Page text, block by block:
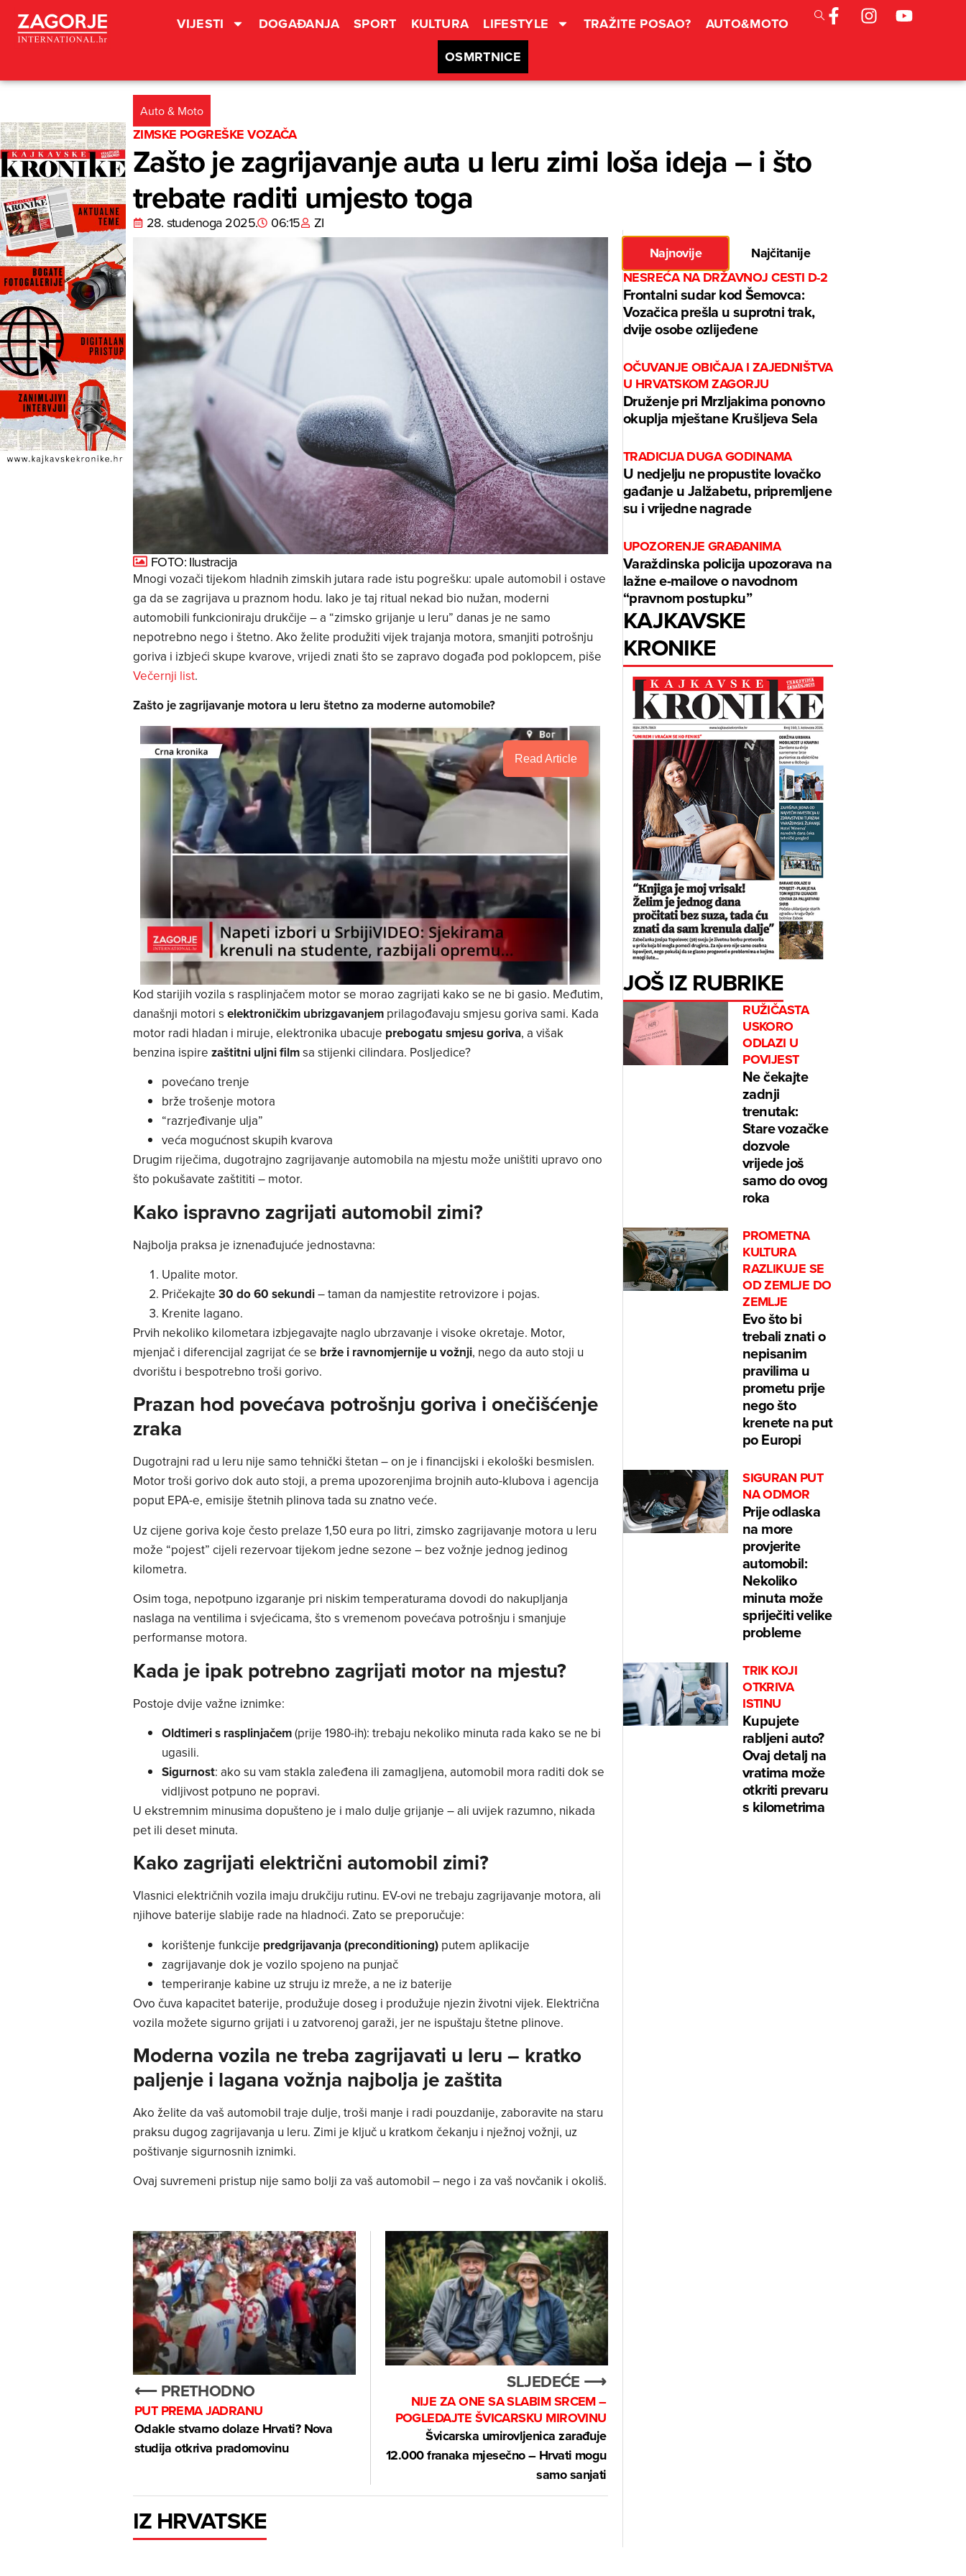
VIJESTI DOGAĐANJA SPORT KULTURA LIFESTYLE TRAŽITE POSAO?
AUTO&MOTO
OSMRTNICE
Auto & Moto
ZIMSKE POGREŠKE VOZAČA
Zašto je zagrijavanje auta u leru zimi loša ideja – i što
trebate raditi umjesto toga
28. studenoga 2025. 06:15 ZI
FOTO: Ilustracija
Mnogi vozači tijekom hladnih zimskih jutara rade istu pogrešku: upale automobil i ostave
ga da se zagrijava u praznom hodu. Iako je taj ritual nekad bio nužan, moderni
automobili funkcioniraju drukčije – a “zimsko grijanje u leru” danas je ne samo
nepotrebno nego i štetno. Ako želite produžiti vijek trajanja motora, smanjiti potrošnju
goriva i izbjeći skupe kvarove, vrijedi znati što se zapravo događa pod poklopcem, piše
Večernji list.
Zašto je zagrijavanje motora u leru štetno za moderne automobile?
Read Article
Kod starijih vozila s rasplinjačem motor se morao zagrijati kako se ne bi gasio. Međutim,
današnji motori s elektroničkim ubrizgavanjemprilagođavaju smjesu goriva sami. Kada
motor radi hladan i miruje, elektronika ubacuje prebogatu smjesu goriva, a višak
benzina ispire zaštitni uljni filmsa stijenki cilindara. Posljedice?
povećano trenje
brže trošenje motora
“razrjeđivanje ulja”
veća mogućnost skupih kvarova
Drugim riječima, dugotrajno zagrijavanje automobila na mjestu može uništiti upravo ono
što pokušavate zaštititi – motor.
Kako ispravno zagrijati automobil zimi?
Najbolja praksa je iznenađujuće jednostavna:
Upalite motor.
Pričekajte 30 do 60 sekundi– taman da namjestite retrovizore i pojas.
Krenite lagano.
Prvih nekoliko kilometara izbjegavajte naglo ubrzavanje i visoke okretaje. Motor,
mjenjač i diferencijal zagrijat će se brže i ravnomjernije u vožnji, nego da auto stoji u
dvorištu i bespotrebno troši gorivo.
Prazan hod povećava potrošnju goriva i onečišćenje
zraka
Dugotrajni rad u leru nije samo tehnički štetan – on je i financijski i ekološki besmislen.
Motor troši gorivo dok auto stoji, a prema upozorenjima brojnih auto-klubova i agencija
poput EPA-e, emisije štetnih plinova tada su znatno veće.
Uz cijene goriva koje često prelaze 1,50 eura po litri, zimsko zagrijavanje motora u leru
može “pojest” cijeli rezervoar tijekom jedne sezone – bez vožnje jednog jedinog
kilometra.
Osim toga, nepotpuno izgaranje pri niskim temperaturama dovodi do nakupljanja
naslaga na ventilima i svjećicama, što s vremenom povećava potrošnju i smanjuje
performanse motora.
Kada je ipak potrebno zagrijati motor na mjestu?
Postoje dvije važne iznimke:
Oldtimeri s rasplinjačem(prije 1980-ih): trebaju nekoliko minuta rada kako se ne bi
ugasili.
Sigurnost: ako su vam stakla zaleđena ili zamagljena, automobil mora raditi dok se
vidljivost potpuno ne popravi.
U ekstremnim minusima dopušteno je i malo dulje grijanje – ali uvijek razumno, nikada
pet ili deset minuta.
Kako zagrijati električni automobil zimi?
Vlasnici električnih vozila imaju drukčiju rutinu. EV-ovi ne trebaju zagrijavanje motora, ali
njihove baterije slabije rade na hladnoći. Zato se preporučuje:
korištenje funkcije predgrijavanja (preconditioning)putem aplikacije
zagrijavanje dok je vozilo spojeno na punjač
temperiranje kabine uz struju iz mreže, a ne iz baterije
Ovo čuva kapacitet baterije, produžuje doseg i produžuje njezin životni vijek. Električna
vozila možete sigurno grijati i u zatvorenoj garaži, jer ne ispuštaju štetne plinove.
Moderna vozila ne treba zagrijavati u leru – kratko
paljenje i lagana vožnja najbolja je zaštita
Ako želite da vaš automobil traje dulje, troši manje i radi pouzdanije, zaboravite na staru
praksu dugog zagrijavanja u leru. Zimi je ključ u kratkom čekanju i nježnoj vožnji, uz
poštivanje sigurnosnih iznimki.
Ovaj suvremeni pristup nije samo bolji za vaš automobil – nego i za vaš novčanik i okoliš.
⟵ PRETHODNO
PUT PREMA JADRANU
Odakle stvarno dolaze Hrvati? Nova
studija otkriva pradomovinu
SLJEDEĆE ⟶
NIJE ZA ONE SA SLABIM SRCEM –
POGLEDAJTE ŠVICARSKU MIROVINU
Švicarska umirovljenica zarađuje
12.000 franaka mjesečno – Hrvati mogu
samo sanjati
IZ HRVATSKE
Najnovije
Najčitanije
NESREĆA NA DRŽAVNOJ CESTI D-2
Frontalni sudar kod Šemovca:
Vozačica prešla u suprotni trak,
dvije osobe ozlijeđene
OČUVANJE OBIČAJA I ZAJEDNIŠTVA
U HRVATSKOM ZAGORJU
Druženje pri Mrzljakima ponovno
okuplja mještane Krušljeva Sela
TRADICIJA DUGA GODINAMA
U nedjelju ne propustite lovačko
gađanje u Jalžabetu, pripremljene
su i vrijedne nagrade
UPOZORENJE GRAĐANIMA
Varaždinska policija upozorava na
lažne e-mailove o navodnom
“pravnom postupku”
KAJKAVSKE
KRONIKE
JOŠ IZ RUBRIKE
RUŽIČASTA
USKORO
ODLAZI U
POVIJEST
Ne čekajte
zadnji
trenutak:
Stare vozačke
dozvole
vrijede još
samo do ovog
roka
PROMETNA
KULTURA
RAZLIKUJE SE
OD ZEMLJE DO
ZEMLJE
Evo što bi
trebali znati o
nepisanim
pravilima u
prometu prije
nego što
krenete na put
po Europi
SIGURAN PUT
NA ODMOR
Prije odlaska
na more
provjerite
automobil:
Nekoliko
minuta može
spriječiti velike
probleme
TRIK KOJI
OTKRIVA
ISTINU
Kupujete
rabljeni auto?
Ovaj detalj na
vratima može
otkriti prevaru
s kilometrima